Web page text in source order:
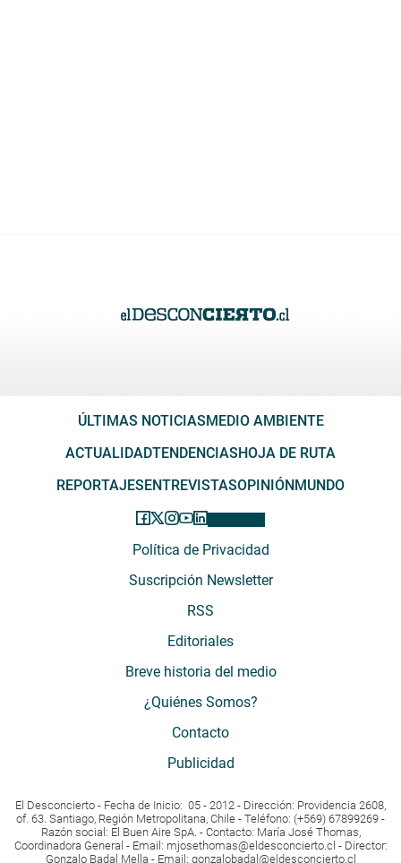
ÚLTIMAS NOTICIASMEDIO AMBIENTE
ACTUALIDADTENDENCIASHOJA DE RUTA
REPORTAJESENTREVISTASOPINIÓNMUNDO
Política de Privacidad
Suscripción Newsletter
RSS
Editoriales
Breve historia del medio
¿Quiénes Somos?
Contacto
Publicidad
El Desconcierto - Fecha de Inicio: 05 - 2012 - Dirección: Providencia 2608,
of. 63. Santiago, Región Metropolitana, Chile - Teléfono: (+569) 67899269 -
Razón social: El Buen Aire SpA. - Contacto: María José Thomas,
Coordinadora General - Email: mjosethomas@eldesconcierto.cl - Director:
Gonzalo Badal Mella - Email: gonzalobadal@eldesconcierto.cl